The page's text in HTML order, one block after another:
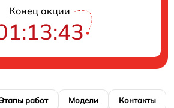
Конец акции
работ Модели Контакты